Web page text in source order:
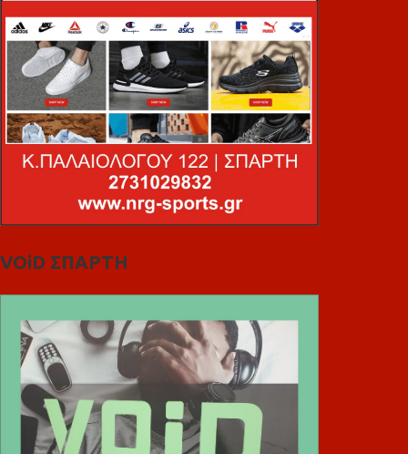
VOiD ΣΠΑΡΤΗ